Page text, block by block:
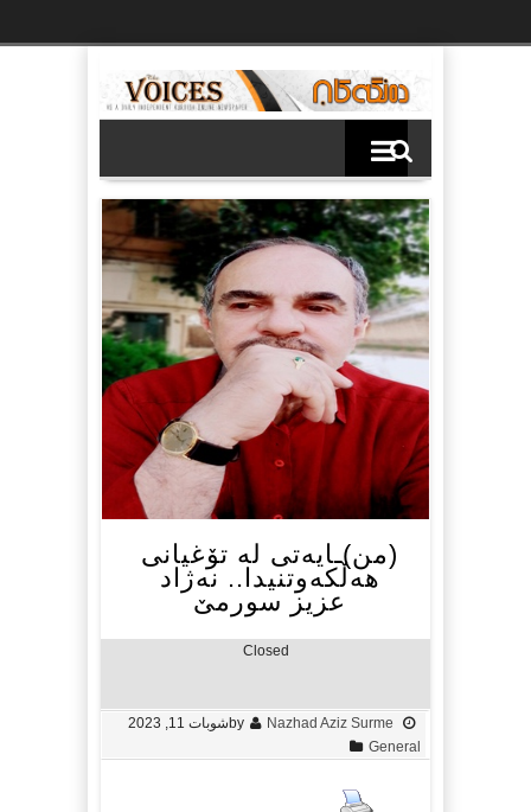
(من)ـایه‌تی له‌ تۆغیانی
هه‌ڵكه‌وتنیدا.. نه‌ژاد
عزیز سورمێ
Closed
by Nazhad Aziz Surme
شوبات 11, 2023
General